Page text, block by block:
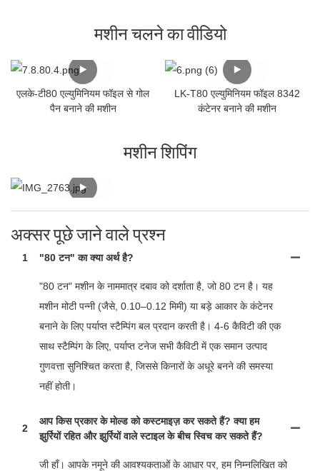
मशीन चलने का वीडियो
एलके-टी80 एल्युमिनियम फॉइल से गोल
पैन बनाने की मशीन
LK-T80 एल्युमिनियम फॉइल 8342
कंटेनर बनाने की मशीन
मशीन शिपिंग
अक्सर पूछे जाने वाले प्रश्न
1 "80 टन" का क्या अर्थ है?
"80 टन" मशीन के नाममात्र दबाव को दर्शाता है, जो 80 टन है। यह
मशीन मोटी पन्नी (जैसे, 0.10–0.12 मिमी) या बड़े आकार के कंटेनर
बनाने के लिए पर्याप्त स्टैम्पिंग बल प्रदान करती है। 4-6 कैविटी की एक
साथ स्टैम्पिंग के लिए, पर्याप्त टनेज सभी कैविटी में एक समान उत्पाद
गुणवत्ता सुनिश्चित करता है, जिससे किनारों के अधूरे बनने की समस्या
नहीं होती।
2
आप किस प्रकार के मोल्ड को कस्टमाइज़ कर सकते हैं? क्या हम
झुर्रियों रहित और झुर्रियों वाले स्टाइल के बीच स्विच कर सकते हैं?
जी हाँ। आपके नमूने की आवश्यकताओं के आधार पर, हम निम्नलिखित को